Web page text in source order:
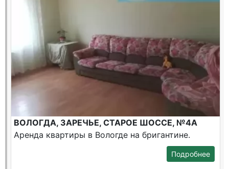
ВОЛОГДА, ЗАРЕЧЬЕ, СТАРОЕ ШОССЕ, №4А
Аренда квартиры в Вологде на бригантине.
Подробнее